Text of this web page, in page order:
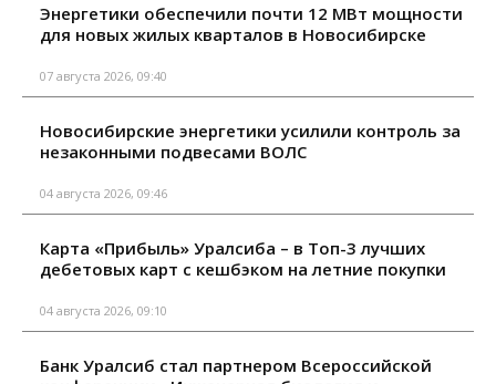
Энергетики обеспечили почти 12 МВт мощности
для новых жилых кварталов в Новосибирске
07 августа 2026, 09:40
Новосибирские энергетики усилили контроль за
незаконными подвесами ВОЛС
04 августа 2026, 09:46
Карта «Прибыль» Уралсиба – в Топ-3 лучших
дебетовых карт с кешбэком на летние покупки
04 августа 2026, 09:10
Банк Уралсиб стал партнером Всероссийской